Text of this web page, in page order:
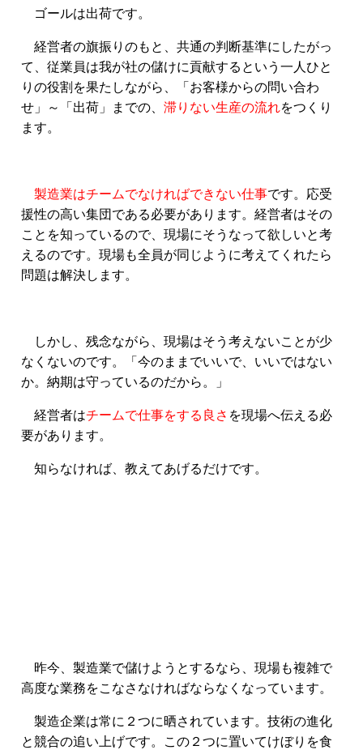
ゴールは出荷です。
経営者の旗振りのもと、共通の判断基準にしたがっ
て、従業員は我が社の儲けに貢献するという一人ひと
りの役割を果たしながら、「お客様からの問い合わ
せ」～「出荷」までの、滞りない生産の流れをつくり
ます。
製造業はチームでなければできない仕事です。応受
援性の高い集団である必要があります。経営者はその
ことを知っているので、現場にそうなって欲しいと考
えるのです。現場も全員が同じように考えてくれたら
問題は解決します。
しかし、残念ながら、現場はそう考えないことが少
なくないのです。「今のままでいいで、いいではない
か。納期は守っているのだから。」
経営者はチームで仕事をする良さ を現場へ伝える必
要があります。
知らなければ、教えてあげるだけです。
昨今、製造業で儲けようとするなら、現場も複雑で
高度な業務をこなさなければならなくなっています。
製造企業は常に２つに晒されています。技術の進化
と競合の追い上げです。この２つに置いてけぼりを食